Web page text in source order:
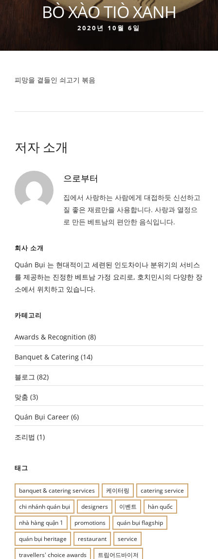
BÒ XÀO TIÒ XANH
2020년 10월 6일
피망을 곁들인 쇠고기 볶음
저자 소개
으로부터
집에서 사랑하는 사람에게 대접하듯 신선하고
질 좋은 재료만을 사용합니다. 사랑과 열정으
로 만든 베트남의 편안한 음식입니다.
회사 소개
Quán Bụi 는 현대적이고 세련된 인도차이나 분위기의 서비스
를 제공하는 진정한 베트남 가정 요리로, 호치민시의 다양한 장
소에서 위치하고 있습니다.
카테고리
Awards & Recognition (8)
Banquet & Catering (14)
블로그 (82)
맞춤 (3)
Quán Bụi Career (6)
조리법 (1)
태그
banquet & catering services 케이터링
catering service
chi nhánh quán bụi
designers 이벤트
hàn quốc
nhà hàng quận 1
promotions
quán bụi flagship
quán bụi heritage
restaurant
service
travellers' choice awards
트립어드바이저